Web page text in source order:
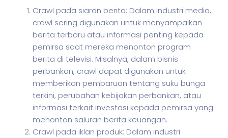
Crawl pada siaran berita: Dalam industri media,
crawl sering digunakan untuk menyampaikan
berita terbaru atau informasi penting kepada
pemirsa saat mereka menonton program
berita di televisi. Misalnya, dalam bisnis
perbankan, crawl dapat digunakan untuk
memberikan pembaruan tentang suku bunga
terkini, perubahan kebijakan perbankan, atau
informasi terkait investasi kepada pemirsa yang
menonton saluran berita keuangan.
Crawl pada iklan produk: Dalam industri